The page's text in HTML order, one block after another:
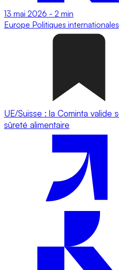
13 mai 2026 - 2 min
Europe Politiques internationales
UE/Suisse : la Cominta valide
sûreté alimentaire